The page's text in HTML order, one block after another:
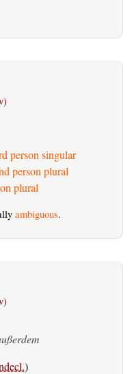
person singular
person plural
plural
ambiguous.
)